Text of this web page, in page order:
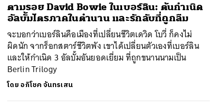
ตามรอย David Bowie ในเบอร์ลิน: ต้นกำเนิด
อัลบั้มไตรภาคในตำนาน และรักลับที่ถูกลืม
จะบอกว่าเบอร์ลินคือเมืองที่เปลี่ยนชีวิตเดวิด โบวี่ ก็คงไม่
ผิดนัก จากร็อกสตาร์ชีวิตพัง เขาได้เปลี่ยนตัวเองที่เบอร์ลิน
และให้กำเนิด 3 อัลบั้มอันยอดเยี่ยม ที่ถูกขนานนามเป็น
Berlin Trilogy
โดย อภิโชค จันทรเสน